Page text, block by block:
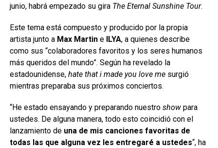
junio, habrá empezado su gira The Eternal Sunshine Tour.
Este tema está compuesto y producido por la propia
artista junto a Max Martin e ILYA, a quienes describe
como sus “colaboradores favoritos y los seres humanos
más queridos del mundo”. Según ha revelado la
estadounidense, hate that i made you love me surgió
mientras preparaba sus próximos conciertos.
“He estado ensayando y preparando nuestro show para
ustedes. De alguna manera, todo esto coincidió con el
lanzamiento de una de mis canciones favoritas de
todas las que alguna vez les entregaré a ustedes“, ha